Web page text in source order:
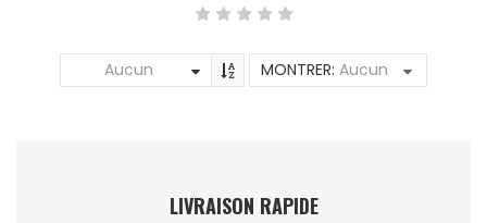
Aucun MONTRER: Aucun
LIVRAISON RAPIDE